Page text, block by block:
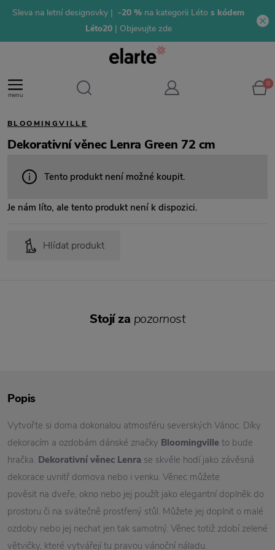
Sleva na letní designovky | -20 % na kategorii Léto s kódem
Léto20 | Objevujte zde
menu
0
BLOOMINGVILLE
Dekorativní věnec Lenra Green 72 cm
Tento produkt není možné koupit.
Je nám líto, ale tento produkt není k dispozici.
Hlídat produkt
Popis
Vytvořte si doma dokonalou atmosféru severských Vánoc. Díky
dekoracím a ozdobám dánské značky Bloomingville to bude
hračka. Dekorativní věnec Lenra se skvěle hodí jako závěsná
dekorace uvnitř domova nebo i venku. Věnec můžete
pověsit na dveře, okno nebo jej použít jako elegantní doplněk do
prostoru či na svátečně prostřený stůl. Můžete jej doplnit o malé
ozdoby nebo jej nechat jen tak samotný. Věnec totiž zdobí zelené
větvičky, které vytvářejí tu pravou vánoční náladu.
Stojí za pozornost